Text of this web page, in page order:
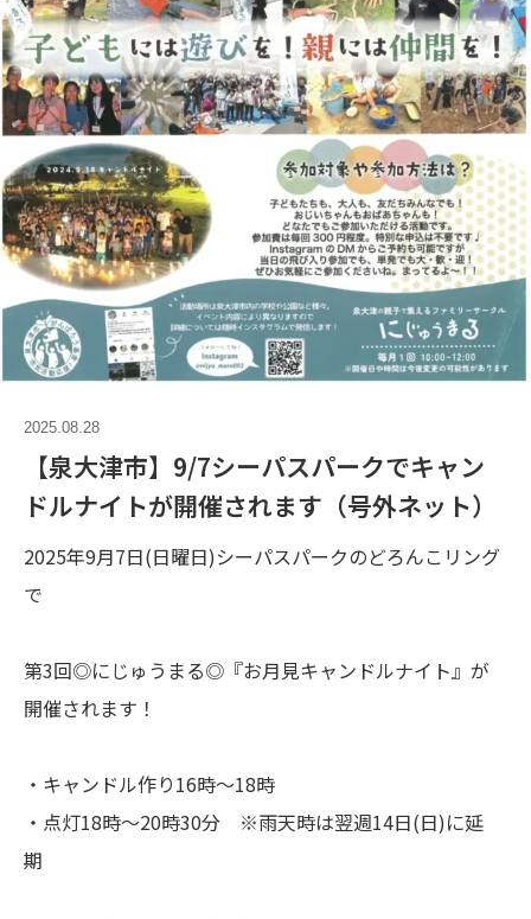
2025.08.28
【泉大津市】9/7シーパスパークでキャン
ドルナイトが開催されます（号外ネット）
2025年9月7日(日曜日)シーパスパークのどろんこリング
で
第3回◎にじゅうまる◎『お月見キャンドルナイト』が
開催されます！
・キャンドル作り16時〜18時
・点灯18時〜20時30分 ※雨天時は翌週14日(日)に延
期